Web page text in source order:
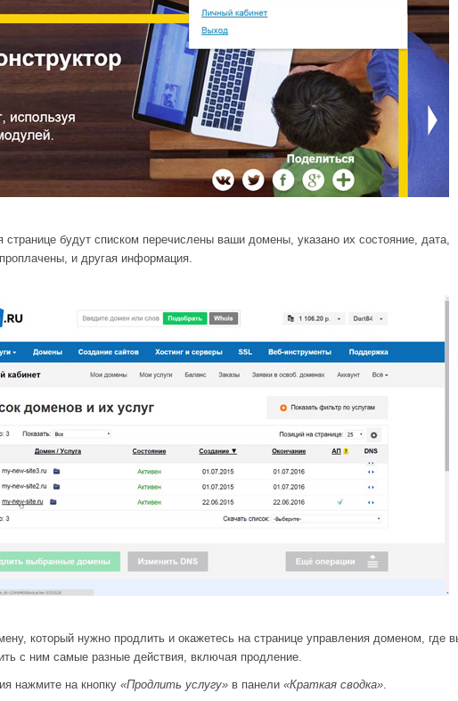
странице будут списком перечислены ваши домены, указано их состояние, дата,
и другая информация.
который нужно продлить и окажетесь на странице управления доменом, где
с ним самые разные действия, включая продление.
нажмите на кнопку «Продлить услугу» в панели «Краткая сводка».